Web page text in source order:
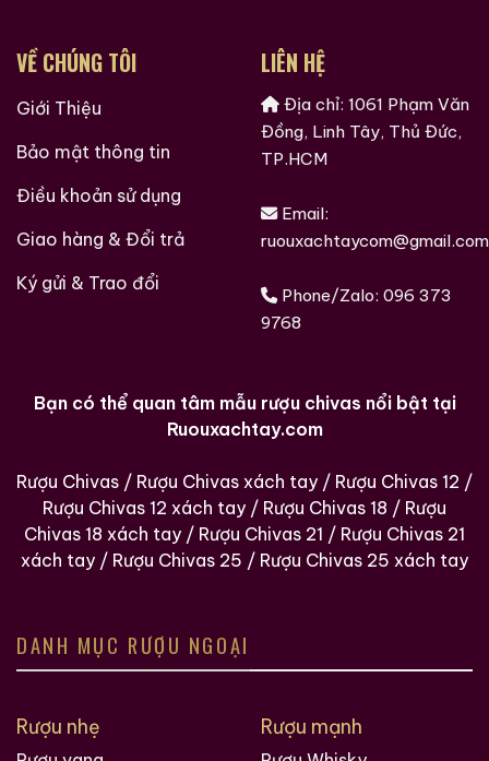
VỀ CHÚNG TÔI
Giới Thiệu
Bảo mật thông tin
Điều khoản sử dụng
Giao hàng & Đổi trả
Ký gửi & Trao đổi
LIÊN HỆ
Địa chỉ: 1061 Phạm Văn
Đồng, Linh Tây, Thủ Đức,
TP.HCM
Email:
ruouxachtaycom@gmail.com
Phone/Zalo: 096 373
9768
Bạn có thể quan tâm mẫu rượu chivas nổi bật tại
Ruouxachtay.com
Rượu Chivas / Rượu Chivas xách tay / Rượu Chivas 12 /
Rượu Chivas 12 xách tay / Rượu Chivas 18 / Rượu
Chivas 18 xách tay / Rượu Chivas 21 / Rượu Chivas 21
xách tay / Rượu Chivas 25 / Rượu Chivas 25 xách tay
DANH MỤC RƯỢU NGOẠI
Rượu nhẹ Rượu mạnh